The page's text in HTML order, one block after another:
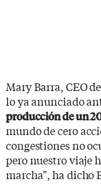
Mary Barra, CEO
lo ya anunciado
producción de un
mundo de cero
congestiones no
pero nuestro viaje
marcha", ha dicho